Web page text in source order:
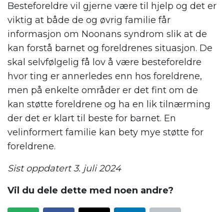
Besteforeldre vil gjerne være til hjelp og det er
viktig at både de og øvrig familie får
informasjon om Noonans syndrom slik at de
kan forstå barnet og foreldrenes situasjon. De
skal selvfølgelig få lov å være besteforeldre
hvor ting er annerledes enn hos foreldrene,
men på enkelte områder er det fint om de
kan støtte foreldrene og ha en lik tilnærming
der det er klart til beste for barnet. En
velinformert familie kan bety mye støtte for
foreldrene.
Sist oppdatert 3. juli 2024
Vil du dele dette med noen andre?